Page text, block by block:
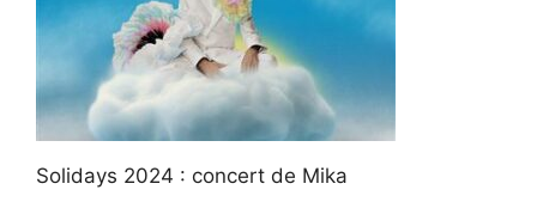
Solidays 2024 : concert de Mika